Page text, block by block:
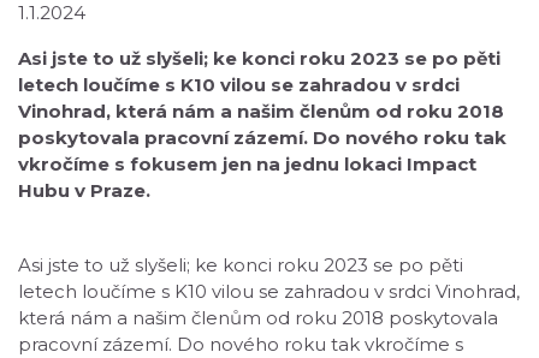
1.1.2024
Asi jste to už slyšeli; ke konci roku 2023 se po pěti
letech loučíme s K10 vilou se zahradou v srdci
Vinohrad, která nám a našim členům od roku 2018
poskytovala pracovní zázemí. Do nového roku tak
vkročíme s fokusem jen na jednu lokaci Impact
Hubu v Praze.
Asi jste to už slyšeli; ke konci roku 2023 se po pěti
letech loučíme s K10 vilou se zahradou v srdci Vinohrad,
která nám a našim členům od roku 2018 poskytovala
pracovní zázemí. Do nového roku tak vkročíme s